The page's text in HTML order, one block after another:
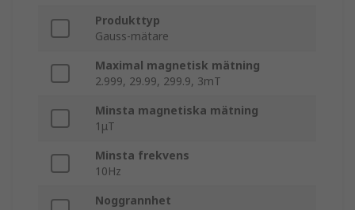
Produkttyp
Gauss-mätare
Maximal magnetisk mätning
2.999, 29.99, 299.9, 3mT
Minsta magnetiska mätning
1μT
Minsta frekvens
10Hz
Noggrannhet